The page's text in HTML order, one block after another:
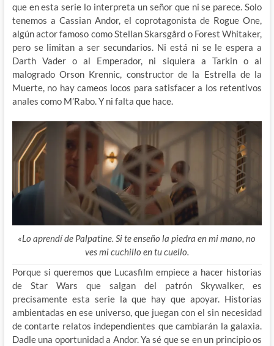
que en esta serie lo interpreta un señor que ni se parece. Solo
tenemos a Cassian Andor, el coprotagonista de Rogue One,
algún actor famoso como Stellan Skarsgård o Forest Whitaker,
pero se limitan a ser secundarios. Ni está ni se le espera a
Darth Vader o al Emperador, ni siquiera a Tarkin o al
malogrado Orson Krennic, constructor de la Estrella de la
Muerte, no hay cameos locos para satisfacer a los retentivos
anales como M’Rabo. Y ni falta que hace.
«Lo aprendí de Palpatine. Si te enseño la piedra en mi mano, no
ves mi cuchillo en tu cuello.
Porque si queremos que Lucasfilm empiece a hacer historias
de Star Wars que salgan del patrón Skywalker, es
precisamente esta serie la que hay que apoyar. Historias
ambientadas en ese universo, que juegan con el sin necesidad
de contarte relatos independientes que cambiarán la galaxia.
Dadle una oportunidad a Andor. Ya sé que se en un principio os